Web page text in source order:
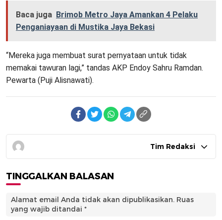
Baca juga Brimob Metro Jaya Amankan 4 Pelaku
Penganiayaan di Mustika Jaya Bekasi
“Mereka juga membuat surat pernyataan untuk tidak
memakai tawuran lagi,” tandas AKP Endoy Sahru Ramdan.
Pewarta (Puji Alisnawati).
Tim Redaksi
TINGGALKAN BALASAN
Alamat email Anda tidak akan dipublikasikan. Ruas
yang wajib ditandai *